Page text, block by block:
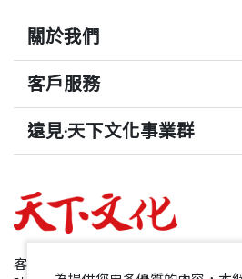
06 價值三億美元的創投課
運用最精準明確的方式，讓投
此可以共創的價值，徹底掌握
沒有共識是自然產生的，只要
者要能在分歧中找出共同點，
逐漸引導、擴大共識，新的體制
深撰述王家英女士來訪問我，
判這是我最能成功出書的時機。
本書能只花一年就順利完成並
都很大，她卻能剖析這些事件
理邏輯的糸统，並連貫完成具
讓讀者易讀又清晰，專業功力令
關於我們
客戶服務
遠見‧天下文化事業群
哈佛商業評論
客服專線：+886 2 2662-0012